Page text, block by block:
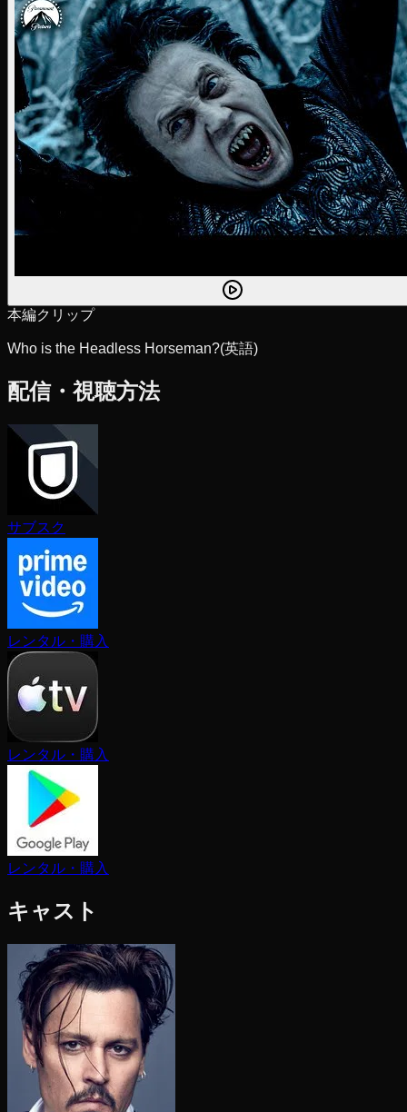
本編クリップ
Who is the Headless Horseman?(英語)
配信・視聴方法
サブスク
レンタル・購入
レンタル・購入
レンタル・購入
キャスト